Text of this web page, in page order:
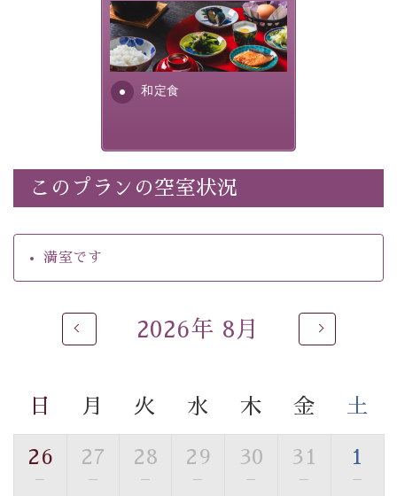
・チェックイン15時、チェックアウト10時
・朝夕個室料亭で個室食
・夕食は地産地消の創作和会席 美湖膳（二十四節気と
・朝食はこだわりの味噌汁をはじめとした和定食
【温泉】
自家源泉「美翠源泉」は酸化の進みが遅く新鮮で若返り
の効果が高い、極めて希有な源泉です。身も心も癒され
るご入浴をお愉しみください。
■お座敷風呂（大浴場）
用。 足元が柔らかく、そして滑りにくい畳のお風呂で
ご了承のほどお願いいたします。
■貸切温泉風呂 （40分2000円）
眺望はございませんが、源泉掛け流しの温泉の質を楽し
む貸切温泉風呂です。ゆったりといやされるプライベー
和定食
さっぱりとした和食膳に使わ
れる食材は、諏訪の名産品を
ふんだんに取り入れ、安心・
安全を心掛けた長野県産...
このプランの空室状況
満室です
2026年 8月
日 月 火 水 木 金 土
26
—
27
—
28
—
29
—
30
—
31
—
1
—